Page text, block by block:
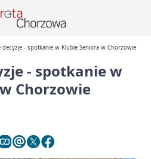
decyzje - spotkanie w Klubie Seniora w Chorzowie
- spotkanie w
Chorzowie